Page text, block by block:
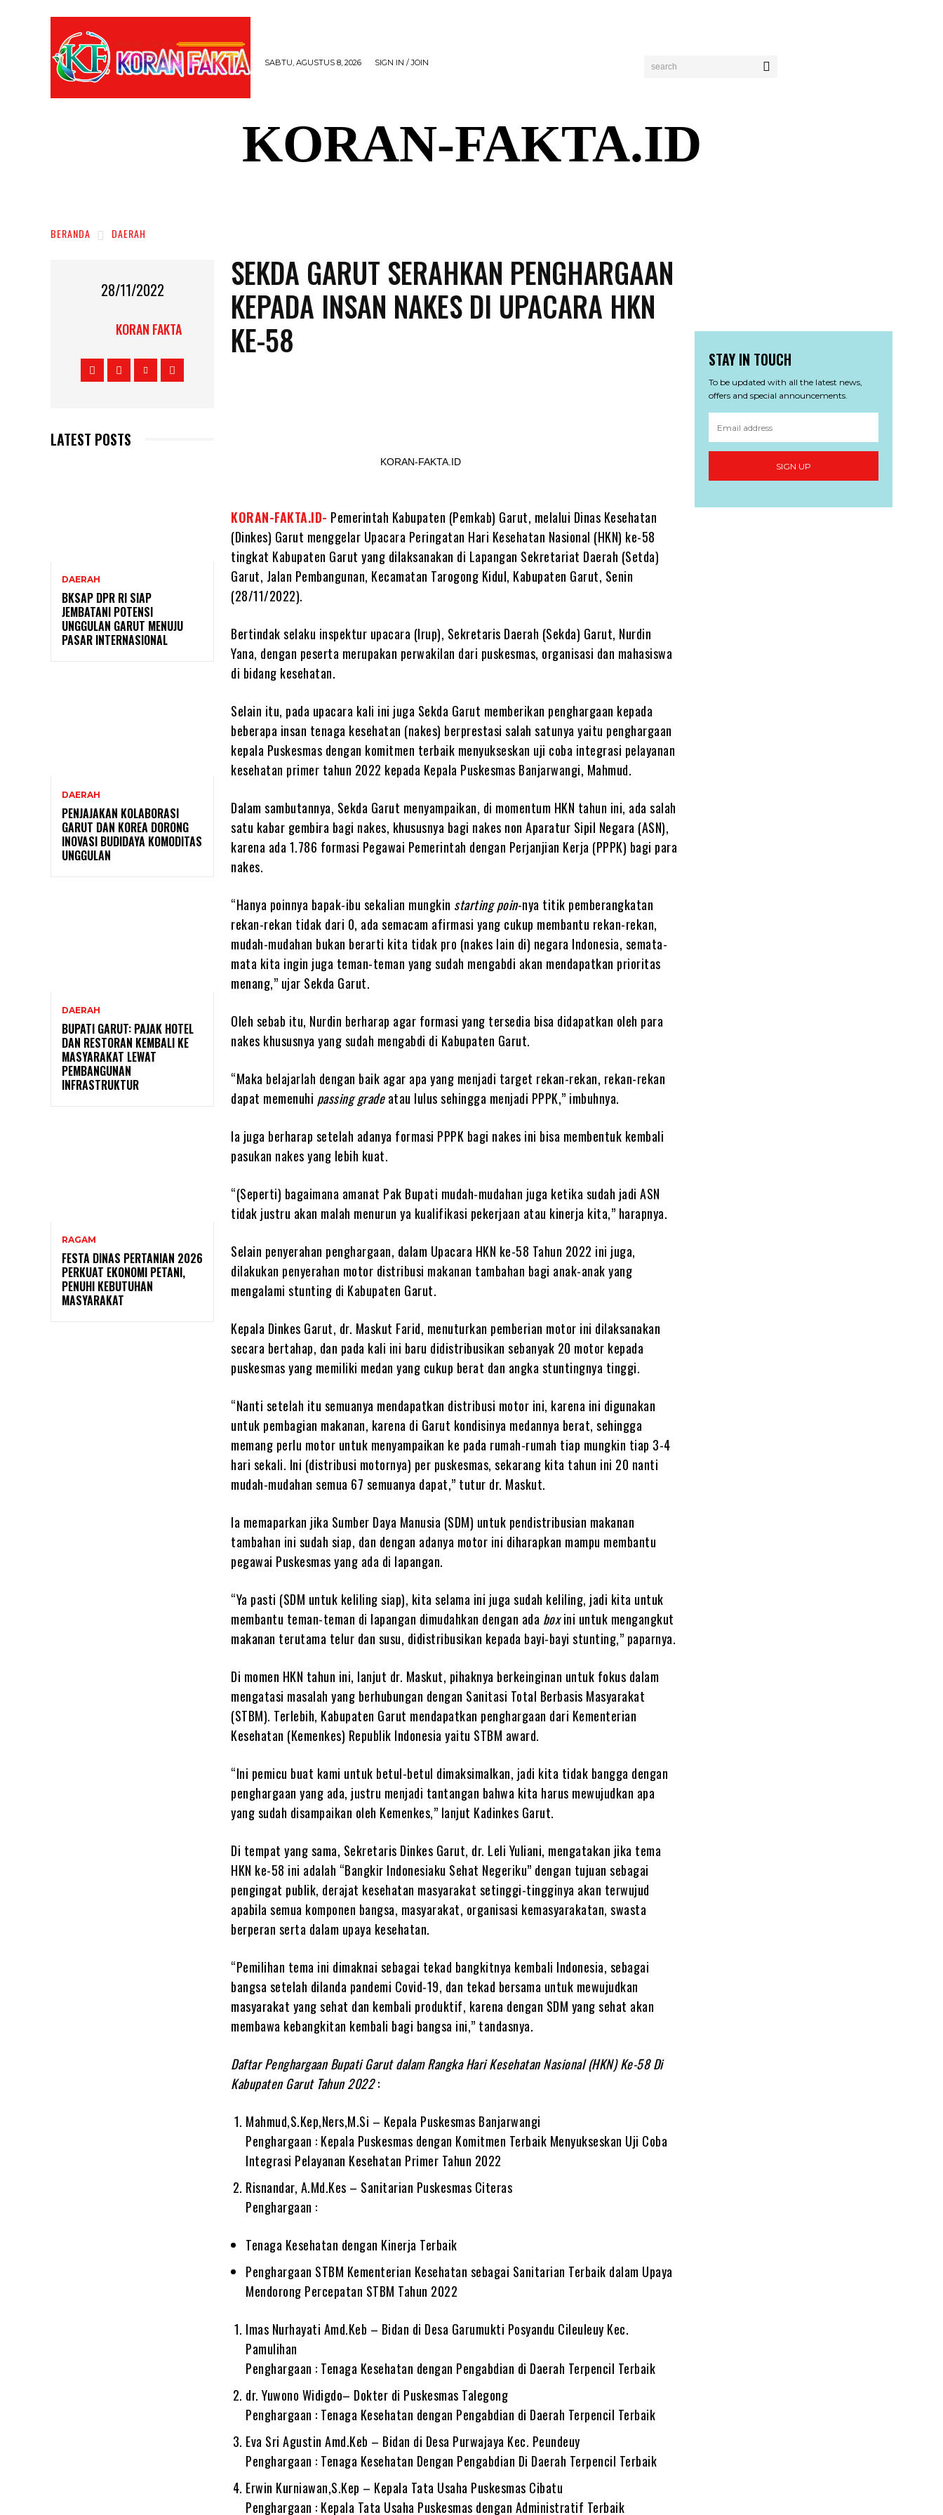
SABTU, AGUSTUS 8, 2026 SIGN IN / JOIN search
KORAN-FAKTA.ID
BERANDA DAERAH
28/11/2022
KORAN FAKTA
LATEST POSTS
DAERAH
BKSAP DPR RI SIAP
JEMBATANI POTENSI
UNGGULAN GARUT MENUJU
PASAR INTERNASIONAL
DAERAH
PENJAJAKAN KOLABORASI
GARUT DAN KOREA DORONG
INOVASI BUDIDAYA KOMODITAS
UNGGULAN
DAERAH
BUPATI GARUT: PAJAK HOTEL
DAN RESTORAN KEMBALI KE
MASYARAKAT LEWAT
PEMBANGUNAN
INFRASTRUKTUR
RAGAM
FESTA DINAS PERTANIAN 2026
PERKUAT EKONOMI PETANI,
PENUHI KEBUTUHAN
MASYARAKAT
SEKDA GARUT SERAHKAN PENGHARGAAN
KEPADA INSAN NAKES DI UPACARA HKN
KE-58
KORAN-FAKTA.ID
KORAN-FAKTA.ID- Pemerintah Kabupaten (Pemkab) Garut, melalui Dinas Kesehatan
(Dinkes) Garut menggelar Upacara Peringatan Hari Kesehatan Nasional (HKN) ke-58
tingkat Kabupaten Garut yang dilaksanakan di Lapangan Sekretariat Daerah (Setda)
Garut, Jalan Pembangunan, Kecamatan Tarogong Kidul, Kabupaten Garut, Senin
(28/11/2022).
Bertindak selaku inspektur upacara (Irup), Sekretaris Daerah (Sekda) Garut, Nurdin
Yana, dengan peserta merupakan perwakilan dari puskesmas, organisasi dan mahasiswa
di bidang kesehatan.
Selain itu, pada upacara kali ini juga Sekda Garut memberikan penghargaan kepada
beberapa insan tenaga kesehatan (nakes) berprestasi salah satunya yaitu penghargaan
kepala Puskesmas dengan komitmen terbaik menyukseskan uji coba integrasi pelayanan
kesehatan primer tahun 2022 kepada Kepala Puskesmas Banjarwangi, Mahmud.
Dalam sambutannya, Sekda Garut menyampaikan, di momentum HKN tahun ini, ada salah
satu kabar gembira bagi nakes, khususnya bagi nakes non Aparatur Sipil Negara (ASN),
karena ada 1.786 formasi Pegawai Pemerintah dengan Perjanjian Kerja (PPPK) bagi para
nakes.
“Hanya poinnya bapak-ibu sekalian mungkin starting poin-nya titik pemberangkatan
rekan-rekan tidak dari 0, ada semacam afirmasi yang cukup membantu rekan-rekan,
mudah-mudahan bukan berarti kita tidak pro (nakes lain di) negara Indonesia, semata-
mata kita ingin juga teman-teman yang sudah mengabdi akan mendapatkan prioritas
menang,” ujar Sekda Garut.
Oleh sebab itu, Nurdin berharap agar formasi yang tersedia bisa didapatkan oleh para
nakes khususnya yang sudah mengabdi di Kabupaten Garut.
“Maka belajarlah dengan baik agar apa yang menjadi target rekan-rekan, rekan-rekan
dapat memenuhi passing gradeatau lulus sehingga menjadi PPPK,” imbuhnya.
Ia juga berharap setelah adanya formasi PPPK bagi nakes ini bisa membentuk kembali
pasukan nakes yang lebih kuat.
“(Seperti) bagaimana amanat Pak Bupati mudah-mudahan juga ketika sudah jadi ASN
tidak justru akan malah menurun ya kualifikasi pekerjaan atau kinerja kita,” harapnya.
Selain penyerahan penghargaan, dalam Upacara HKN ke-58 Tahun 2022 ini juga,
dilakukan penyerahan motor distribusi makanan tambahan bagi anak-anak yang
mengalami stunting di Kabupaten Garut.
Kepala Dinkes Garut, dr. Maskut Farid, menuturkan pemberian motor ini dilaksanakan
secara bertahap, dan pada kali ini baru didistribusikan sebanyak 20 motor kepada
puskesmas yang memiliki medan yang cukup berat dan angka stuntingnya tinggi.
“Nanti setelah itu semuanya mendapatkan distribusi motor ini, karena ini digunakan
untuk pembagian makanan, karena di Garut kondisinya medannya berat, sehingga
memang perlu motor untuk menyampaikan ke pada rumah-rumah tiap mungkin tiap 3-4
hari sekali. Ini (distribusi motornya) per puskesmas, sekarang kita tahun ini 20 nanti
mudah-mudahan semua 67 semuanya dapat,” tutur dr. Maskut.
Ia memaparkan jika Sumber Daya Manusia (SDM) untuk pendistribusian makanan
tambahan ini sudah siap, dan dengan adanya motor ini diharapkan mampu membantu
pegawai Puskesmas yang ada di lapangan.
“Ya pasti (SDM untuk keliling siap), kita selama ini juga sudah keliling, jadi kita untuk
membantu teman-teman di lapangan dimudahkan dengan ada boxini untuk mengangkut
makanan terutama telur dan susu, didistribusikan kepada bayi-bayi stunting,” paparnya.
Di momen HKN tahun ini, lanjut dr. Maskut, pihaknya berkeinginan untuk fokus dalam
mengatasi masalah yang berhubungan dengan Sanitasi Total Berbasis Masyarakat
(STBM). Terlebih, Kabupaten Garut mendapatkan penghargaan dari Kementerian
Kesehatan (Kemenkes) Republik Indonesia yaitu STBM award.
“Ini pemicu buat kami untuk betul-betul dimaksimalkan, jadi kita tidak bangga dengan
penghargaan yang ada, justru menjadi tantangan bahwa kita harus mewujudkan apa
yang sudah disampaikan oleh Kemenkes,” lanjut Kadinkes Garut.
Di tempat yang sama, Sekretaris Dinkes Garut, dr. Leli Yuliani, mengatakan jika tema
HKN ke-58 ini adalah “Bangkir Indonesiaku Sehat Negeriku” dengan tujuan sebagai
pengingat publik, derajat kesehatan masyarakat setinggi-tingginya akan terwujud
apabila semua komponen bangsa, masyarakat, organisasi kemasyarakatan, swasta
berperan serta dalam upaya kesehatan.
“Pemilihan tema ini dimaknai sebagai tekad bangkitnya kembali Indonesia, sebagai
bangsa setelah dilanda pandemi Covid-19, dan tekad bersama untuk mewujudkan
masyarakat yang sehat dan kembali produktif, karena dengan SDM yang sehat akan
membawa kebangkitan kembali bagi bangsa ini,” tandasnya.
Daftar Penghargaan Bupati Garut dalam Rangka Hari Kesehatan Nasional (HKN) Ke-58 Di
Kabupaten Garut Tahun 2022:
Mahmud,S.Kep,Ners,M.Si – Kepala Puskesmas Banjarwangi
Penghargaan : Kepala Puskesmas dengan Komitmen Terbaik Menyukseskan Uji Coba
Integrasi Pelayanan Kesehatan Primer Tahun 2022
Risnandar, A.Md.Kes – Sanitarian Puskesmas Citeras
Penghargaan :
Tenaga Kesehatan dengan Kinerja Terbaik
Penghargaan STBM Kementerian Kesehatan sebagai Sanitarian Terbaik dalam Upaya
Mendorong Percepatan STBM Tahun 2022
Imas Nurhayati Amd.Keb – Bidan di Desa Garumukti Posyandu Cileuleuy Kec.
Pamulihan
Penghargaan : Tenaga Kesehatan dengan Pengabdian di Daerah Terpencil Terbaik
dr. Yuwono Widigdo– Dokter di Puskesmas Talegong
Penghargaan : Tenaga Kesehatan dengan Pengabdian di Daerah Terpencil Terbaik
Eva Sri Agustin Amd.Keb – Bidan di Desa Purwajaya Kec. Peundeuy
Penghargaan : Tenaga Kesehatan Dengan Pengabdian Di Daerah Terpencil Terbaik
Erwin Kurniawan,S.Kep – Kepala Tata Usaha Puskesmas Cibatu
Penghargaan : Kepala Tata Usaha Puskesmas dengan Administratif Terbaik
STAY IN TOUCH
To be updated with all the latest news,
offers and special announcements.
SIGN UP